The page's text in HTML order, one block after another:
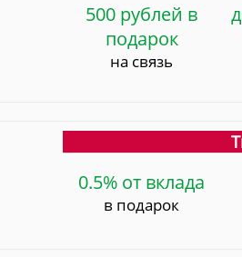
500 рублей в
подарок
на связь
0.5% от вклада
в подарок